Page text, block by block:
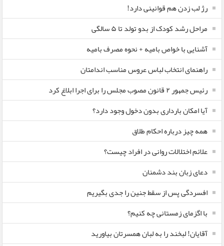
رژ لب زدن هم قوانینی دارد!
مراحل رشد کودک از بدو تولد تا ۵ سالگی
آشنایی با خواص بامیه + نحوه مصرف بامیه
راهنمای انتخاب لباس عروس مناسب اندامتان
رئیس جمهور ۲ قانون مصوب مجلس را برای اجرا ابلاغ کرد
آیا امکان بارداری بدون دخول وجود دارد؟
همه چیز درباره احکام طلاق
علائم اختلالات روانی در افراد چیست؟
دعای زبان بند دشمنان
افسردگی پس از سقط جنین را جدی بگیریم
با اگزمای زمستانی چه کنیم؟
آقایان! لبخند را به لبان همسرتان بیاورید